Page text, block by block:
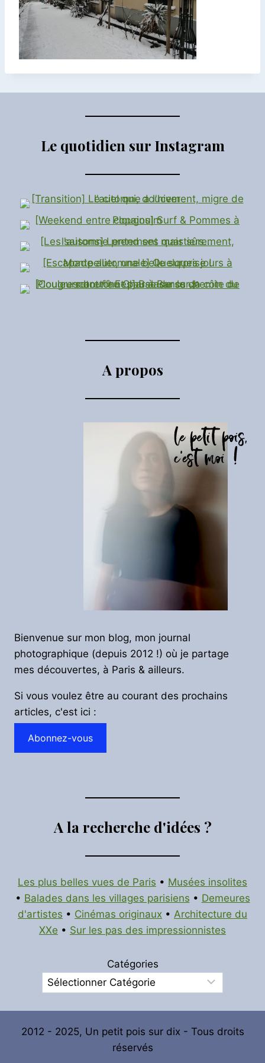
Le quotidien sur Instagram
A propos
Bienvenue sur mon blog, mon journal
photographique (depuis 2012 !) où je partage
mes découvertes, à Paris & ailleurs.
Si vous voulez être au courant des prochains
articles, c'est ici :
Abonnez-vous
A la recherche d'idées ?
Les plus belles vues de Paris • Musées insolites
• Balades dans les villages parisiens • Demeures
d'artistes • Cinémas originaux • Architecture du
XXe • Sur les pas des impressionnistes
Catégories
2012 - 2025, Un petit pois sur dix - Tous droits
réservés